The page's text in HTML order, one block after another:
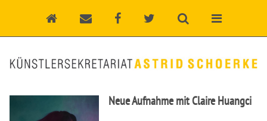
Neue Aufnahme mit Claire Huangci